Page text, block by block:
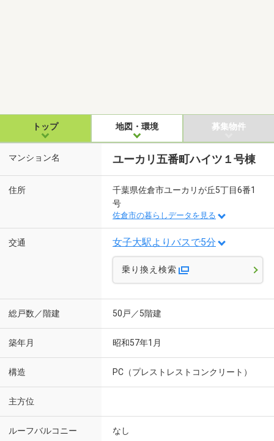
トップ 地図・環境 募集物件
マンション名 ユーカリ五番町ハイツ１号棟
住所
千葉県佐倉市ユーカリが丘5丁目6番1
号
佐倉市の暮らしデータを見る
交通 女子大駅よりバスで5分
乗り換え検索
総戸数／階建 50戸／5階建
築年月 昭和57年1月
構造 PC（プレストレストコンクリート）
主方位
ルーフバルコニー なし